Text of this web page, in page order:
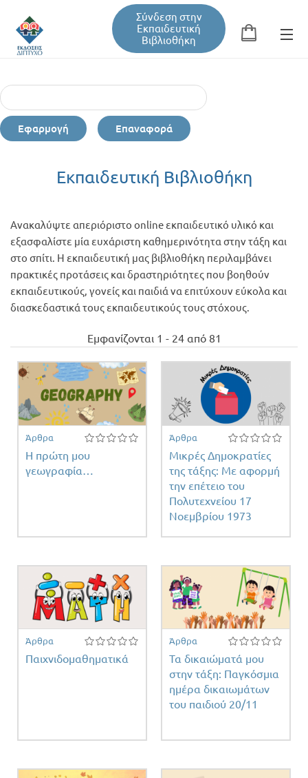
Σύνδεση στην
Εκπαιδευτική
Βιβλιοθήκη
Φόρμα αναζήτησης
Εκπαιδευτική Βιβλιοθήκη
Σεμινάρια / Συνέδρια
Τεύχη Περιοδικών
Εφαρμογή Επαναφορά
Εκπαιδευτική Βιβλιοθήκη
Ανακαλύψτε απεριόριστο online εκπαιδευτικό υλικό και
εξασφαλίστε μία ευχάριστη καθημερινότητα στην τάξη και
στο σπίτι. Η εκπαιδευτική μας βιβλιοθήκη περιλαμβάνει
πρακτικές προτάσεις και δραστηριότητες που βοηθούν
εκπαιδευτικούς, γονείς και παιδιά να επιτύχουν εύκολα και
διασκεδαστικά τους εκπαιδευτικούς τους στόχους.
κ
filter
Εμφανίζονται 1 - 24 από 81
Άρθρα
Η πρώτη μου
γεωγραφία…
Άρθρα
Μικρές Δημοκρατίες
της τάξης: Με αφορμή
την επέτειο του
Πολυτεχνείου 17
Νοεμβρίου 1973
Άρθρα
Παιχνιδομαθηματικά
Άρθρα
Τα δικαιώματά μου
στην τάξη: Παγκόσμια
ημέρα δικαιωμάτων
του παιδιού 20/11